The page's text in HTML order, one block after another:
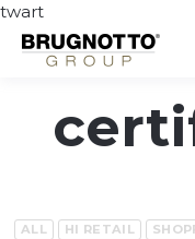
twart
TOPIC
ALL HI RETAIL